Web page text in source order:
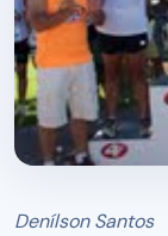
Denílson Santos